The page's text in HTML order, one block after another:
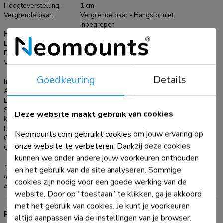
snel en veilig kunt bevestigen en losmaken. Het is mogelijk
om de beugels te vergrendelen met een hangslot (niet
meegeleverd) voor extra schermbeveiliging. Voor eenvoudige
en effectieve opslag kan een optioneel verkrijgbaar AV-rek
worden geïnstalleerd aan de linker- of rechterkant van de
beugel.
Hoogteverstelling:
1 cm
Vergrendelbaar:
Vergrendelbaar - Hangslot niet
inbegrepen
Hoogte:
Breedte:
88,6 cm
Diepte:
4,2 cm
Verstellingstype:
Manueel
Informatie
Artikelnummer:
EAN:
Serie:
LEVEL 750
Kleur:
Zwart
Hoofdmateriaal:
Garantie:
5 jaar
Certificering:
TÜV
*NB. De vermelde inch-maten zijn slechts een indicatie, gecombineerd met het
gewicht en de VESA-maten. Het maximale gewicht en de VESA-maat zijn absolute
beperkingen voor de producten en dienen niet te worden overschreden.
Productinformatie
Goedkeuring Details
Deze website maakt gebruik van cookies
Neomounts.com gebruikt cookies om jouw ervaring op
onze website te verbeteren. Dankzij deze cookies
kunnen we onder andere jouw voorkeuren onthouden
en het gebruik van de site analyseren. Sommige
cookies zijn nodig voor een goede werking van de
website. Door op “toestaan” te klikken, ga je akkoord
met het gebruik van cookies. Je kunt je voorkeuren
altijd aanpassen via de instellingen van je browser.